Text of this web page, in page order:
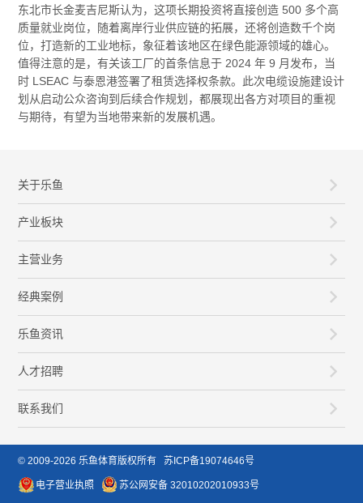
东北市长金麦吉尼斯认为，这项长期投资将直接创造 500 多个高
质量就业岗位，随着离岸行业供应链的拓展，还将创造数千个岗
位，打造新的工业地标，象征着该地区在绿色能源领域的雄心。
值得注意的是，有关该工厂的首条信息于 2024 年 9 月发布，当
时 LSEAC 与泰恩港签署了租赁选择权条款。此次电缆设施建设计
划从启动公众咨询到后续合作规划，都展现出各方对项目的重视
与期待，有望为当地带来新的发展机遇。
关于乐鱼
产业板块
主营业务
经典案例
乐鱼资讯
人才招聘
联系我们
© 2009-2026乐鱼体育版权所有 苏ICP备19074646号
电子营业执照 苏公网安备 32010202010933号